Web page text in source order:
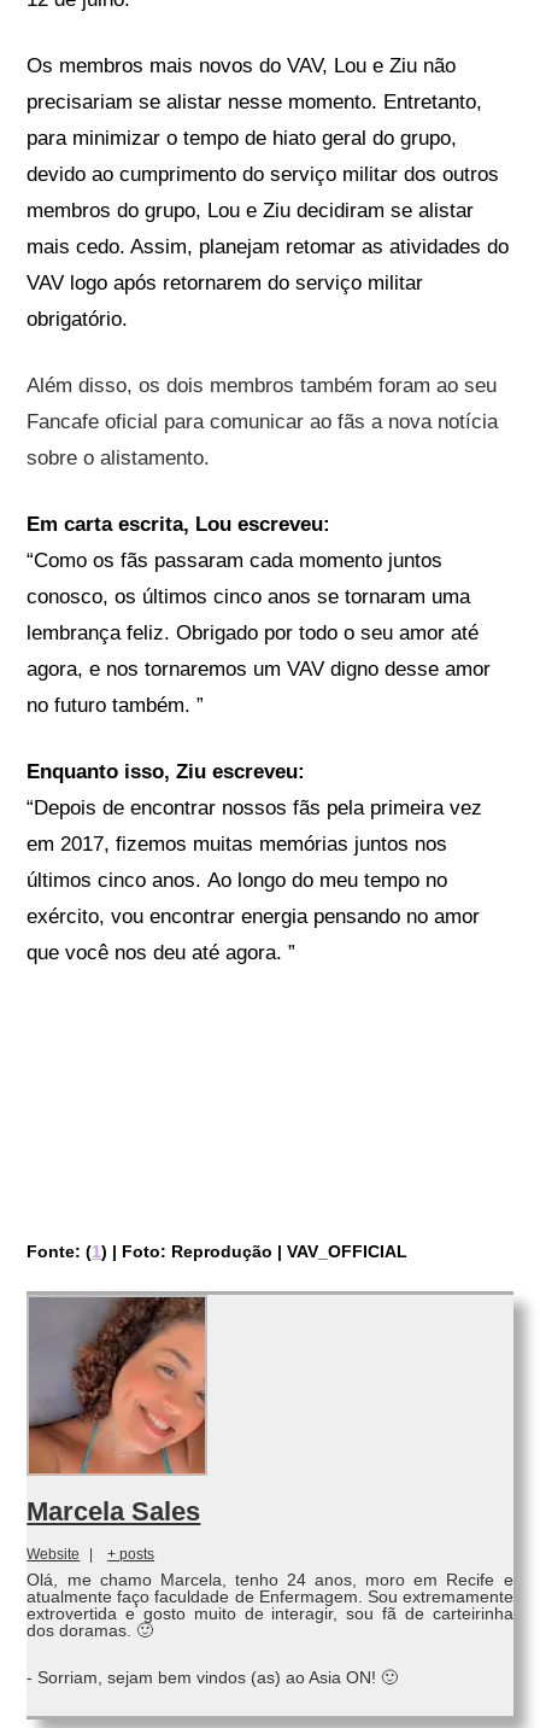
Os membros mais novos do VAV, Lou e Ziu não
precisariam se alistar nesse momento. Entretanto,
para minimizar o tempo de hiato geral do grupo,
devido ao cumprimento do serviço militar dos outros
membros do grupo, Lou e Ziu decidiram se alistar
mais cedo. Assim, planejam retomar as atividades do
VAV logo após retornarem do serviço militar
obrigatório.
Além disso, os dois membros também foram ao seu
Fancafe oficial para comunicar ao fãs a nova notícia
sobre o alistamento.
Em carta escrita, Lou escreveu:
“Como os fãs passaram cada momento juntos
conosco, os últimos cinco anos se tornaram uma
lembrança feliz. Obrigado por todo o seu amor até
agora, e nos tornaremos um VAV digno desse amor
no futuro também. ”
Enquanto isso, Ziu escreveu:
“Depois de encontrar nossos fãs pela primeira vez
em 2017, fizemos muitas memórias juntos nos
últimos cinco anos. Ao longo do meu tempo no
exército, vou encontrar energia pensando no amor
que você nos deu até agora. ”
Fonte: (1) | Foto: Reprodução | VAV_OFFICIAL
Marcela Sales
Website | + posts
Olá, me chamo Marcela, tenho 24 anos, moro em Recife e
atualmente faço faculdade de Enfermagem. Sou extremamente
extrovertida e gosto muito de interagir, sou fã de carteirinha
dos doramas. 🙂
- Sorriam, sejam bem vindos (as) ao Asia ON! 🙂